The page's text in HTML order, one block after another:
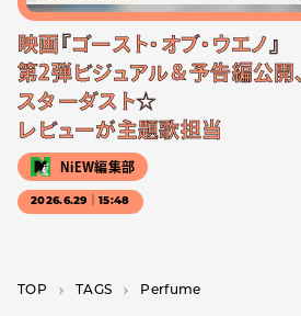
映画『ゴースト・オブ・ウエノ』
第2弾ビジュアル＆予告編公開、
スターダスト☆
レビューが主題歌担当
NiEW編集部
2026.6.29｜15:48
TOP T­A­G­S Perfume